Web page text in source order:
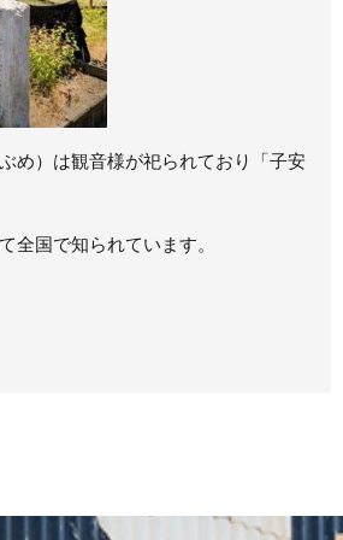
め）は観音様が祀られており「子安
全国で知られています。